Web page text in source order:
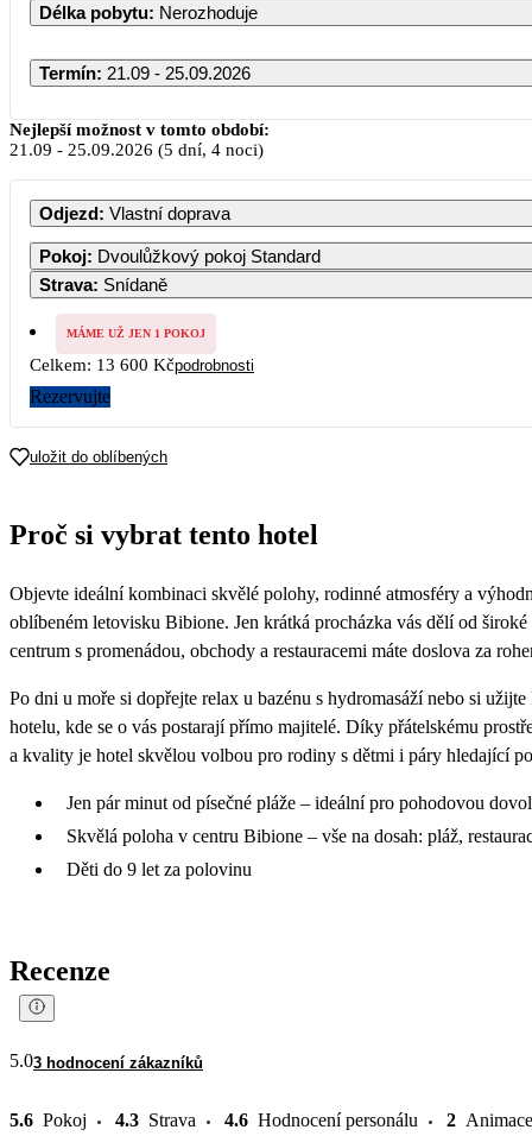
Délka pobytu: Nerozhoduje
Termín: 21.09 - 25.09.2026
Září 2026
PO ÚT ST ČT PÁ SO
1
9 120
2 3 4 5
7 8 9 10 11 12
14
21 22 23 24 25 26
Nejlepší možnost v tomto období:
21.09 - 25.09.2026 (5 dní, 4 noci)
Odjezd: Vlastní doprava
Pokoj: Dvoulůžkový pokoj Standard
Strava: Snídaně
MÁME UŽ JEN 1 POKOJ
Celkem: 13 600 Kčpodrobnosti
Rezervujte
uložit do oblíbených
Proč si vybrat tento hotel
Objevte ideální kombinaci skvělé polohy, rodinné atmosféry a
oblíbeném letovisku Bibione. Jen krátká procházka vás dělí od široké
centrum s promenádou, obchody a restauracemi máte doslova za
Po dni u moře si dopřejte relax u bazénu s hydromasáží nebo si
hotelu, kde se o vás postarají přímo majitelé. Díky přátelskému
a kvality je hotel skvělou volbou pro rodiny s dětmi i páry hledající
Jen pár minut od písečné pláže – ideální pro pohodovou
Skvělá poloha v centru Bibione – vše na dosah: pláž,
Děti do 9 let za polovinu
Recenze
5.03 hodnocení zákazníků
5.6 Pokoj 4.3 Strava 4.6 Hodnocení personálu 2 Animace